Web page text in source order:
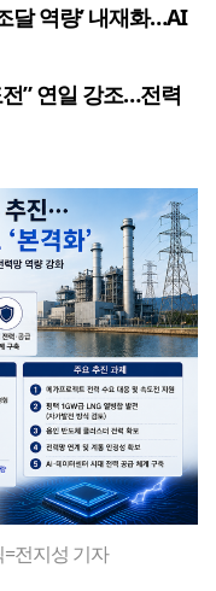
달 역량’ 내재화…AI
” 연일 강조…전력
전지성 기자